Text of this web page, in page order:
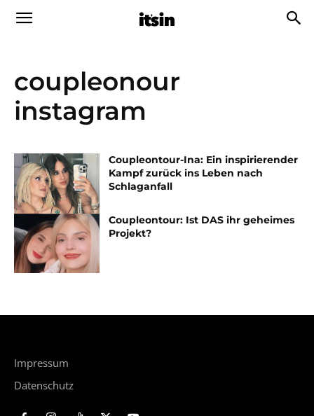
coupleonour
instagram
Coupleontour-Ina: Ein inspirierender
Kampf zurück ins Leben nach
Schlaganfall
Coupleontour: Ist DAS ihr geheimes
Projekt?
Impressum
Datenschutz